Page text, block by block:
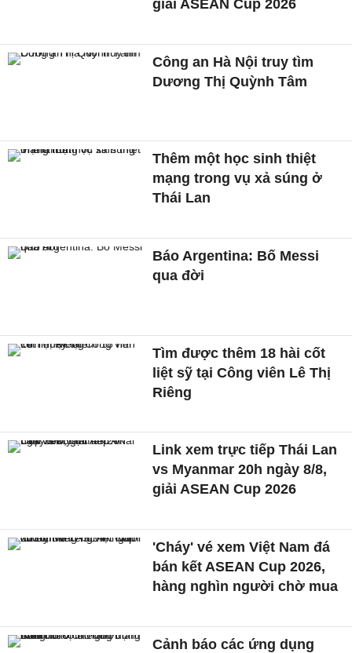
giải ASEAN Cup 2026
Công an Hà Nội truy tìm
Dương Thị Quỳnh Tâm
Thêm một học sinh thiệt
mạng trong vụ xả súng ở
Thái Lan
Báo Argentina: Bố Messi
qua đời
Tìm được thêm 18 hài cốt
liệt sỹ tại Công viên Lê Thị
Riêng
Link xem trực tiếp Thái Lan
vs Myanmar 20h ngày 8/8,
giải ASEAN Cup 2026
'Cháy' vé xem Việt Nam đá
bán kết ASEAN Cup 2026,
hàng nghìn người chờ mua
Cảnh báo các ứng dụng